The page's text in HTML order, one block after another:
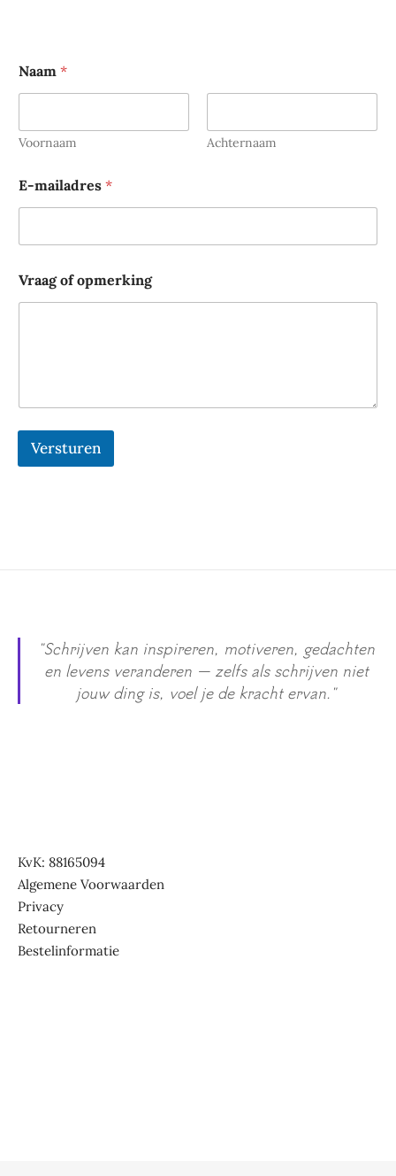
Naam *
Voornaam Achternaam
E-mailadres *
r
a
k
n
r
Vraag of opmerking
Versturen
"Schrijven kan inspireren, motiveren, gedachten
en levens veranderen — zelfs als schrijven niet
jouw ding is, voel je de kracht ervan."
KvK: 88165094
Algemene Voorwaarden
Privacy
Retourneren
Bestelinformatie